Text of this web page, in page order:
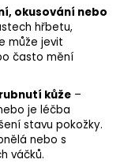
okusování nebo
hřbetu,
může jevit
často mění
kůže –
je léčba
stavu pokožky.
nebo s
váčků.